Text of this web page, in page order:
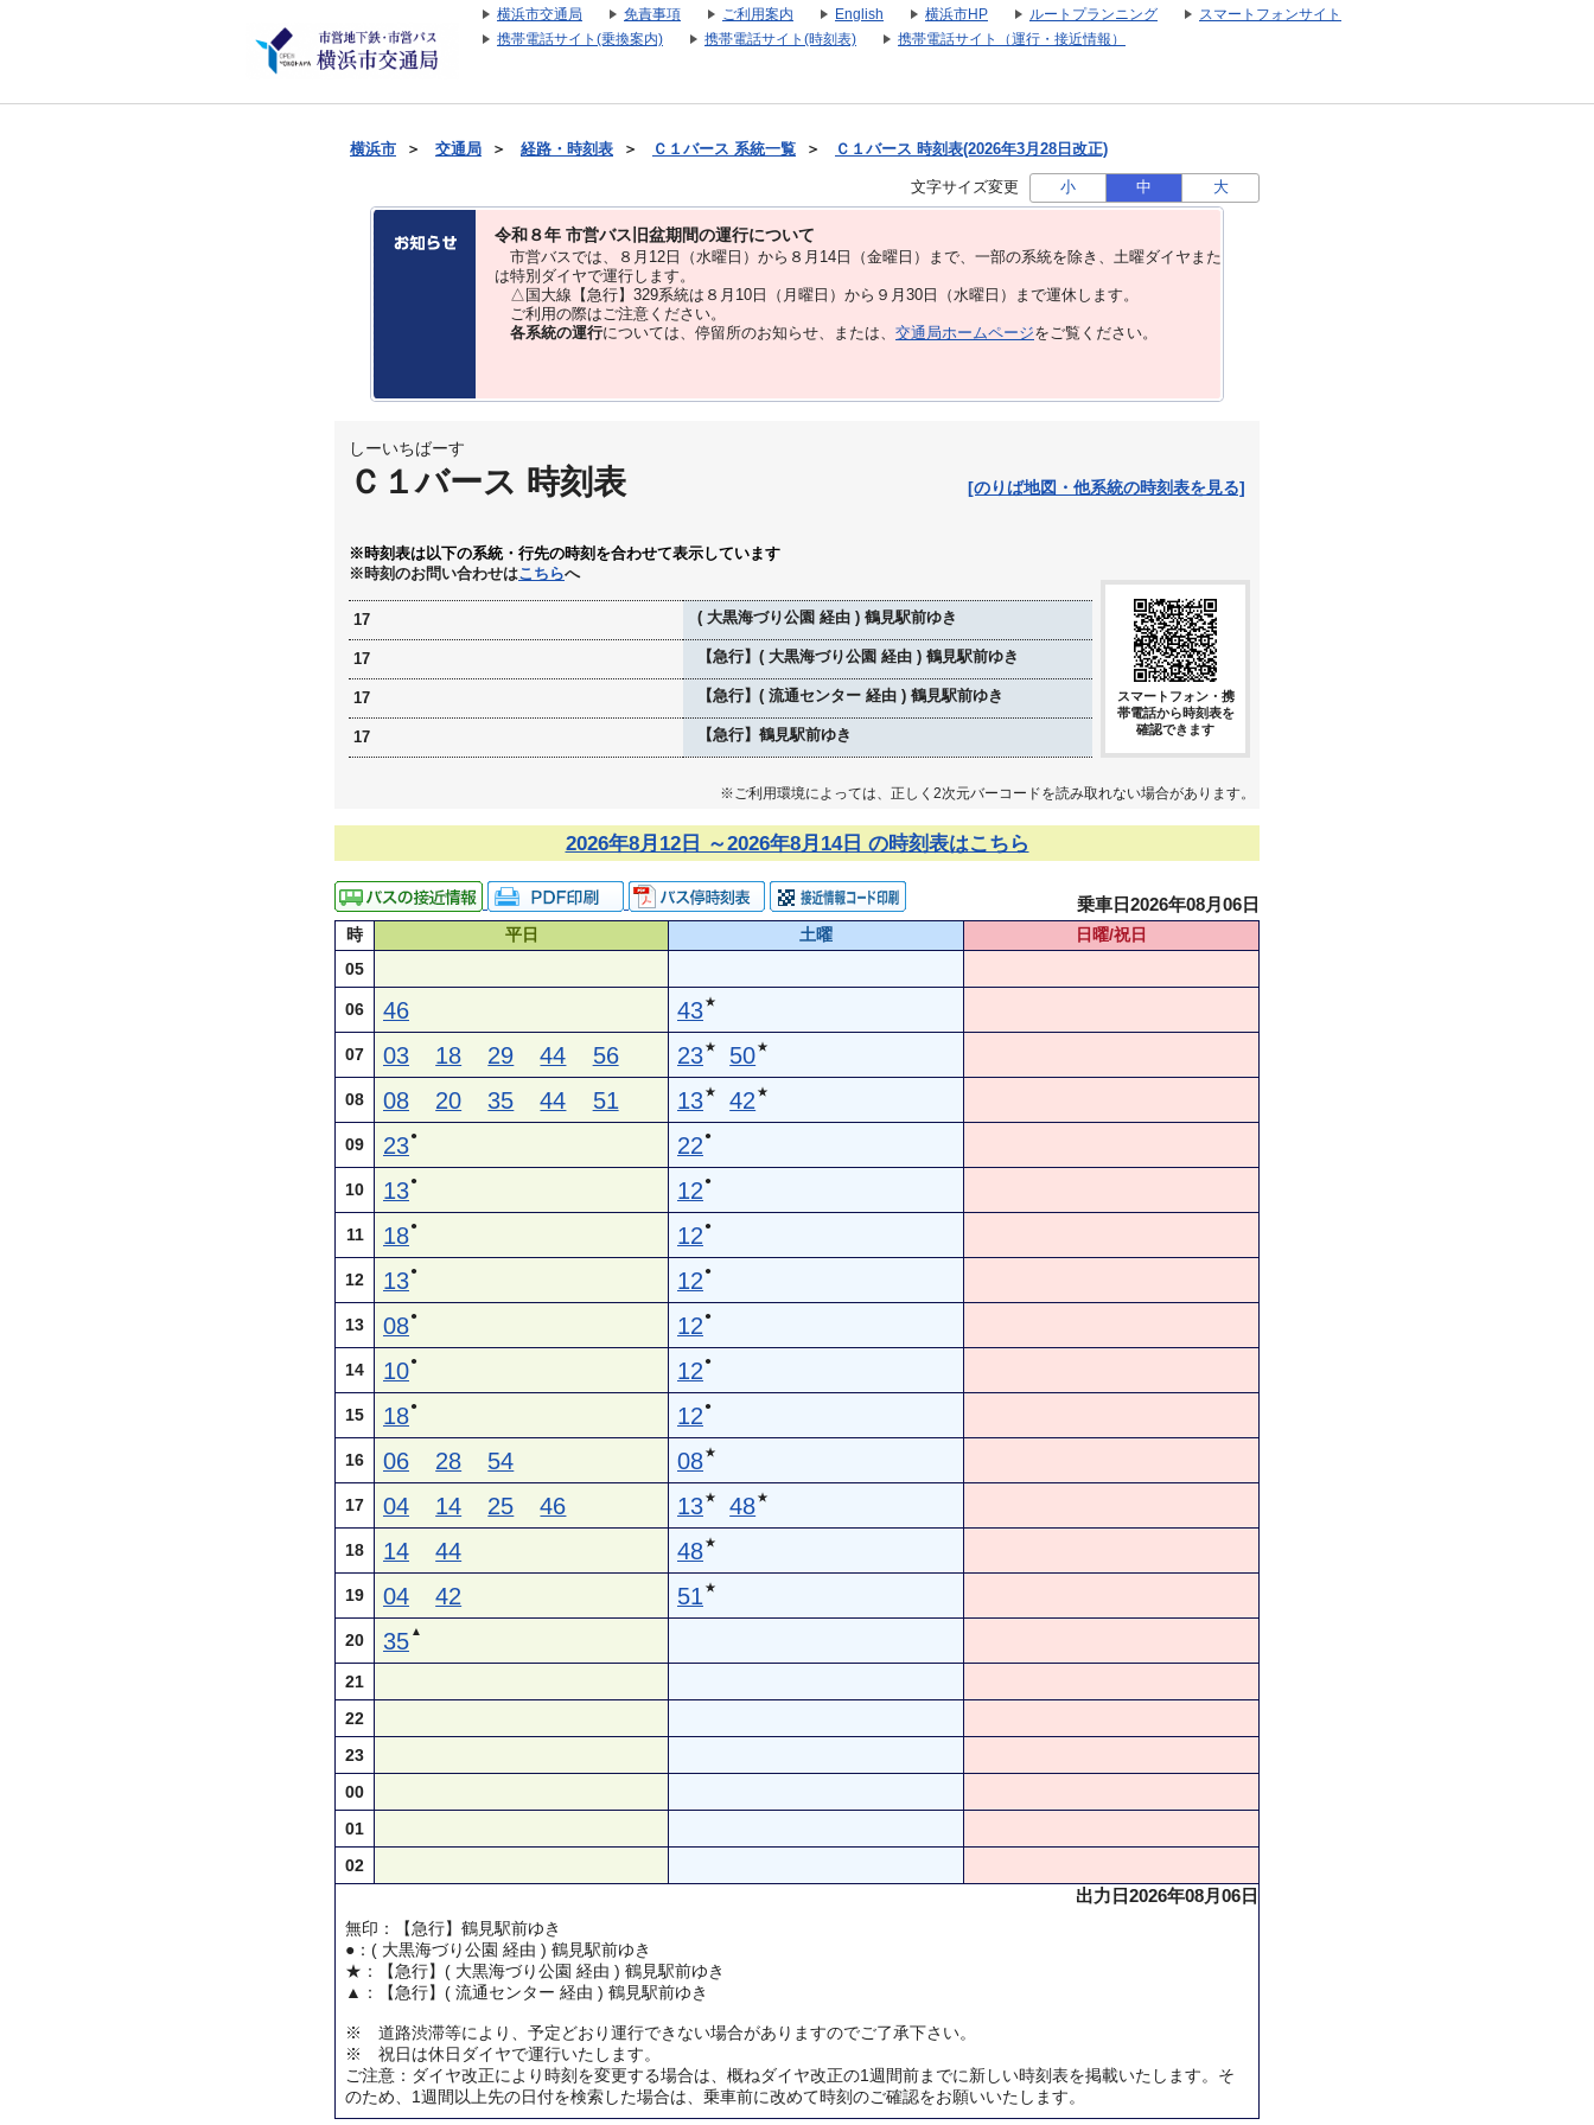
横浜市交通局 免責事項 ご利用案内 English 横浜市HP ルートプランニング
スマートフォンサイト
携帯電話サイト(乗換案内)
携帯電話サイト(時刻表) 携帯電話サイト（運行・接近情報）
横浜市 ＞ 交通局 ＞ 経路・時刻表 ＞ Ｃ１バース 系統一覧 ＞ Ｃ１バース 時刻表(2026年3月28日改正)
文字サイズ変更 小 中 大
令和８年 市営バス旧盆期間の運行について
市営バスでは、８⽉12⽇（水曜日）から８⽉14⽇（金曜日）まで、⼀部の系統を除き、⼟曜ダイヤまた
は特別ダイヤで運⾏します。
△国大線【急行】329系統は８月10日（月曜日）から９月30日（水曜日）まで運休します。
ご利用の際はご注意ください。
各系統の運行については、停留所のお知らせ、または、 交通局ホームページをご覧ください。
しーいちばーす
Ｃ１バース 時刻表 [のりば地図・他系統の時刻表を見る]
※時刻表は以下の系統・行先の時刻を合わせて表示しています
※時刻のお問い合わせはこちらへ
17 ( 大黒海づり公園 経由 ) 鶴見駅前ゆき
17 【急行】( 大黒海づり公園 経由 ) 鶴見駅前ゆき
17 【急行】( 流通センター 経由 ) 鶴見駅前ゆき
17 【急行】鶴見駅前ゆき
スマートフォン・携
帯電話から時刻表を
確認できます
※ご利用環境によっては、正しく2次元バーコードを読み取れない場合があります。
2026年8月12日 ～2026年8月14日 の時刻表はこちら
乗車日2026年08月06日
時 平日 土曜
日曜/祝日
05
06 46 43★
07 03 18 29 44 56 23★ 50★
08 08 20 35 44 51 13★ 42 ★
09 23● 22 ●
10 13● 12 ●
11 18● 12 ●
12 13● 12 ●
13 08● 12 ●
14 10● 12 ●
15 18● 12 ●
16 06 28 54 08★
17 04 14 25 46 13★ 48★
18 14 44 48★
19 04 42 51 ★
20 35 ▲
21
22
23
00
01
02
出力日2026年08月06日
無印：【急行】鶴見駅前ゆき
●：( 大黒海づり公園 経由 ) 鶴見駅前ゆき
★：【急行】( 大黒海づり公園 経由 ) 鶴見駅前ゆき
▲：【急行】( 流通センター 経由 ) 鶴見駅前ゆき
※ 道路渋滞等により、予定どおり運行できない場合がありますのでご了承下さい。
※ 祝日は休日ダイヤで運行いたします。
ご注意：ダイヤ改正により時刻を変更する場合は、概ねダイヤ改正の1週間前までに新しい時刻表を掲載いたします。そ
のため、1週間以上先の日付を検索した場合は、乗車前に改めて時刻のご確認をお願いいたします。